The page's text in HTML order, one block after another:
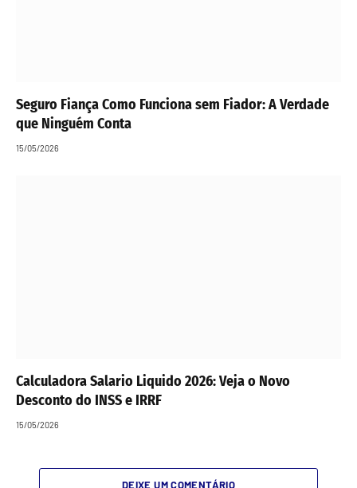
Seguro Fiança Como Funciona sem Fiador: A Verdade
que Ninguém Conta
15/05/2026
Calculadora Salario Liquido 2026: Veja o Novo
Desconto do INSS e IRRF
15/05/2026
DEIXE UM COMENTÁRIO